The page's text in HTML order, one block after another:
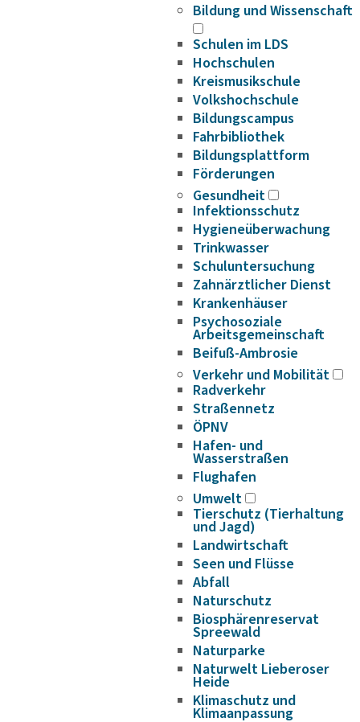
Bildung und Wissenschaft
Schulen im LDS
Hochschulen
Kreismusikschule
Volkshochschule
Bildungscampus
Fahrbibliothek
Bildungsplattform
Förderungen
Gesundheit
Infektionsschutz
Hygieneüberwachung
Trinkwasser
Schuluntersuchung
Zahnärztlicher Dienst
Krankenhäuser
Psychosoziale
Arbeitsgemeinschaft
Beifuß-Ambrosie
Verkehr und Mobilität
Radverkehr
Straßennetz
ÖPNV
Hafen- und
Wasserstraßen
Flughafen
Umwelt
Tierschutz (Tierhaltung
und Jagd)
Landwirtschaft
Seen und Flüsse
Abfall
Naturschutz
Biosphärenreservat
Spreewald
Naturparke
Naturwelt Lieberoser
Heide
Klimaschutz und
Klimaanpassung